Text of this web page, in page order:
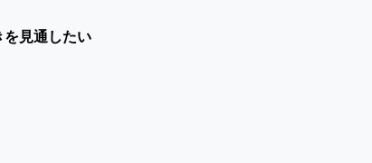
を見通したい